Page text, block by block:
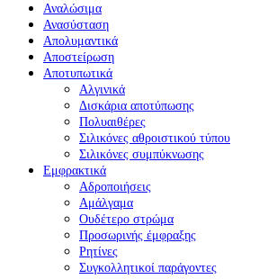
Αναλώσιμα
Ανασύσταση
Απολυμαντικά
Αποστείρωση
Αποτυπωτικά
Αλγινικά
Δισκάρια αποτύπωσης
Πολυαιθέρες
Σιλικόνες αθροιστικού τύπου
Σιλικόνες συμπύκνωσης
Εμφρακτικά
Αδροποιήσεις
Αμάλγαμα
Ουδέτερο στρώμα
Προσωρινής έμφραξης
Ρητίνες
Συγκολλητικοί παράγοντες